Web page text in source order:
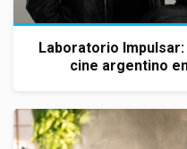
Laboratorio
cine argentino